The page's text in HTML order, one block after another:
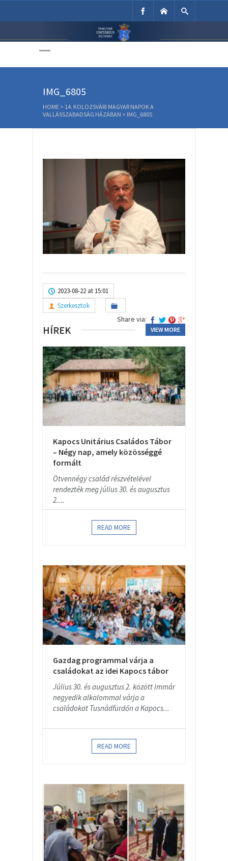
Unitárius Egyház
IMG_6805
HOME > 14. KOLOZSVÁRI MAGYAR NAPOK A
VALLÁSSZABADSÁG HÁZÁBAN > IMG_6805
2023-08-22 at 15:01
Szerkesztok
Share via:
HÍREK VIEW MORE
Kapocs Unitárius Családos Tábor
– Négy nap, amely közösséggé
formált
Ötvennégy család részvételével
rendezték meg július 30. és augusztus
2....
READ MORE
Gazdag programmal várja a
családokat az idei Kapocs tábor
Július 30. és augusztus 2. között immár
negyedik alkalommal várja a
családokat Tusnádfürdőn a Kapocs...
READ MORE